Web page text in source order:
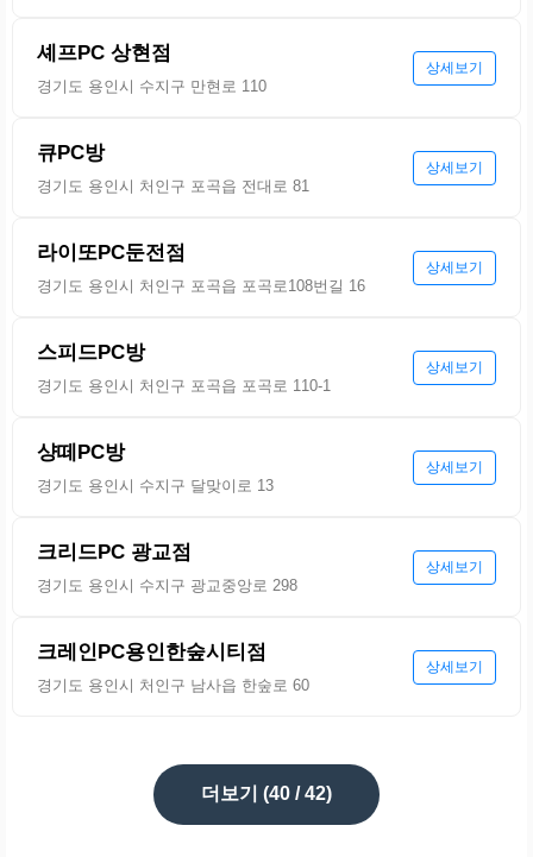
셰프PC 상현점
경기도 용인시 수지구 만현로 110
상세보기
큐PC방
경기도 용인시 처인구 포곡읍 전대로 81
상세보기
라이또PC둔전점
경기도 용인시 처인구 포곡읍 포곡로108번길 16
상세보기
스피드PC방
경기도 용인시 처인구 포곡읍 포곡로 110-1
상세보기
샹떼PC방
경기도 용인시 수지구 달맞이로 13
상세보기
크리드PC 광교점
경기도 용인시 수지구 광교중앙로 298
상세보기
크레인PC용인한숲시티점
경기도 용인시 처인구 남사읍 한숲로 60
상세보기
더보기 (40 / 42)